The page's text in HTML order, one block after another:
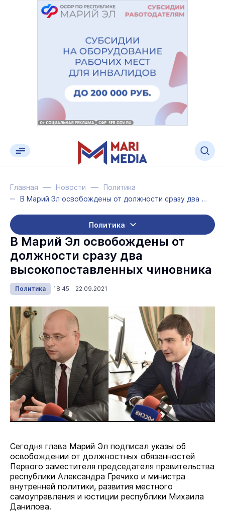
Главная Новости
Политика
В Марий Эл освобождены от должности сразу два высокопоставленных чиновника
Политика
В Марий Эл освобождены от
должности сразу два
высокопоставленных чиновника
Политика 18:45 22.09.2021
Сегодня глава Марий Эл подписал указы об
освобождении от должностных обязанностей
Первого заместителя председателя правительства
республики Александра Гречихо и министра
внутренней политики, развития местного
самоуправления и юстиции республики Михаила
Данилова.